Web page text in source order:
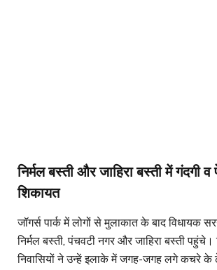
निर्मल बस्ती और जाहिरा बस्ती में गंदगी व
शिकायत
जॉगर्स पार्क में लोगों से मुलाकात के बाद विधायक
निर्मल बस्ती, पंचवटी नगर और जाहिरा बस्ती पहुंचे।
निवासियों ने उन्हें इलाके में जगह-जगह लगे कचरे के